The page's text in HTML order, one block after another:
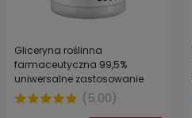
Gliceryna roślinna
farmaceutyczna 99,5%
uniwersalne zastosowanie
500 ml
(5.00)